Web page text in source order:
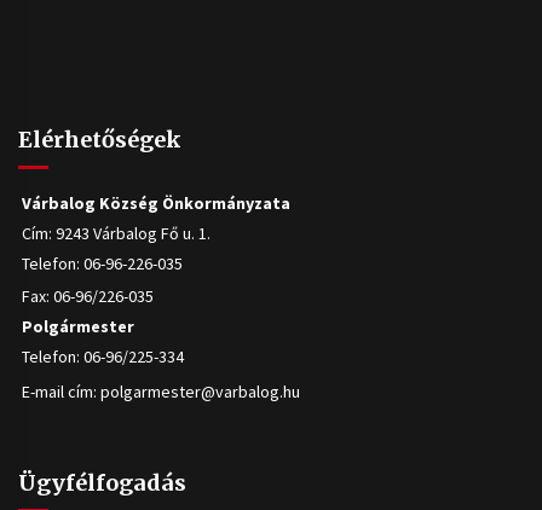
Elérhetőségek
Várbalog Község Önkormányzata
Cím: 9243 Várbalog Fő u. 1.
Telefon: 06-96-226-035
Fax: 06-96/226-035
Polgármester
Telefon: 06-96/225-334
E-mail cím: polgarmester@varbalog.hu
Ügyfélfogadás